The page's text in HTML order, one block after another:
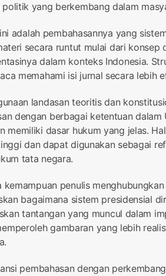
yang berkembang dalam
adalah pembahasannya yang
secara runtut mulai dari konsep
dalam konteks Indonesia.
memahami isi jurnal secara lebih
landasan teoritis dan
dengan berbagai ketentuan dalam
memiliki dasar hukum yang jelas.
dan dapat digunakan sebagai
tata negara.
penulis
bagaimana sistem presidensial
tantangan yang muncul dalam
gambaran yang lebih
pembahasan dengan